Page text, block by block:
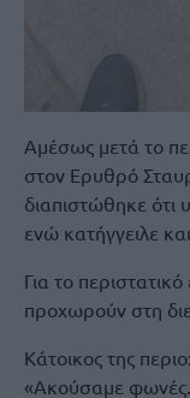
Αμέσως μετά το
στον Ερυθρό
διαπιστώθηκε
ενώ κατήγγειλε
Για το
προχωρούν στη
Κάτοικος της
«Ακούσαμε